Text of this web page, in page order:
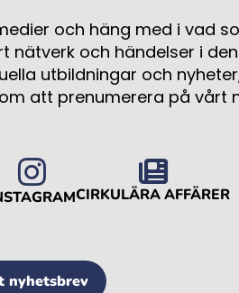
och häng med i vad
nätverk och händelser i
utbildningar och
att prenumerera på vårt
CIRKULÄRA AFFÄRER
nyhetsbrev